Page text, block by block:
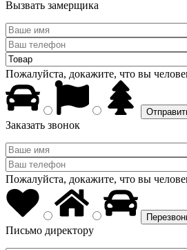
Вызвать замерщика
Пожалуйста, докажите, что вы
Заказать звонок
Пожалуйста, докажите, что вы
Письмо директору